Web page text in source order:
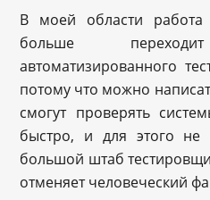
В моей области
больше
автоматизированного
потому что можно
смогут проверять
быстро, и для этого не
большой штаб
отменяет человеческий